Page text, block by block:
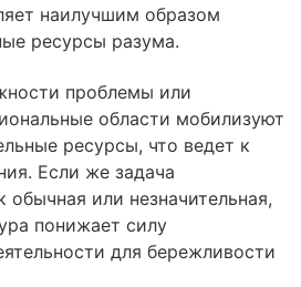
наилучшим образом
ресурсы разума.
проблемы или
области мобилизуют
ресурсы, что ведет к
Если же задача
обычная или незначительная,
понижает силу
для бережливости